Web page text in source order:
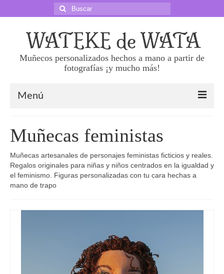
Buscar
por:
Muñecos personalizados hechos a mano a partir de
fotografías ¡y mucho más!
Menú
Precios
Haz tu pedido
Preguntas frecuentes
Muñecos de boda
Muñecas feministas
Muñecas artesanales de personajes feministas ficticios y reales.
Regalos originales para niñas y niños centrados en la igualdad y
el feminismo. Figuras personalizadas con tu cara hechas a
mano de trapo